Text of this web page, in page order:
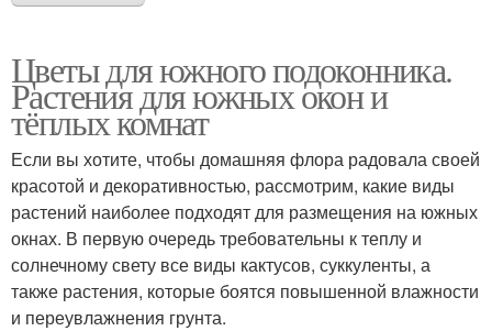
Цветы для южного подоконника.
Растения для южных окон и
тёплых комнат
Если вы хотите, чтобы домашняя флора радовала своей
красотой и декоративностью, рассмотрим, какие виды
растений наиболее подходят для размещения на южных
окнах. В первую очередь требовательны к теплу и
солнечному свету все виды кактусов, суккуленты, а
также растения, которые боятся повышенной влажности
и переувлажнения грунта.